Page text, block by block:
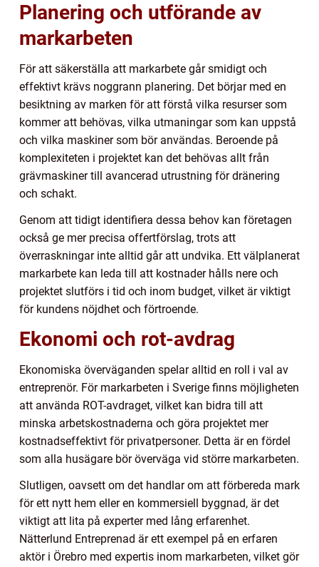
Planering och utförande av
markarbeten
För att säkerställa att markarbete går smidigt och
effektivt krävs noggrann planering. Det börjar med en
besiktning av marken för att förstå vilka resurser som
kommer att behövas, vilka utmaningar som kan uppstå
och vilka maskiner som bör användas. Beroende på
komplexiteten i projektet kan det behövas allt från
grävmaskiner till avancerad utrustning för dränering
och schakt.
Genom att tidigt identifiera dessa behov kan företagen
också ge mer precisa offertförslag, trots att
överraskningar inte alltid går att undvika. Ett välplanerat
markarbete kan leda till att kostnader hålls nere och
projektet slutförs i tid och inom budget, vilket är viktigt
för kundens nöjdhet och förtroende.
Ekonomi och rot-avdrag
Ekonomiska överväganden spelar alltid en roll i val av
entreprenör. För markarbeten i Sverige finns möjligheten
att använda ROT-avdraget, vilket kan bidra till att
minska arbetskostnaderna och göra projektet mer
kostnadseffektivt för privatpersoner. Detta är en fördel
som alla husägare bör överväga vid större markarbeten.
Slutligen, oavsett om det handlar om att förbereda mark
för ett nytt hem eller en kommersiell byggnad, är det
viktigt att lita på experter med lång erfarenhet.
Nätterlund Entreprenad är ett exempel på en erfaren
aktör i Örebro med expertis inom markarbeten, vilket gör